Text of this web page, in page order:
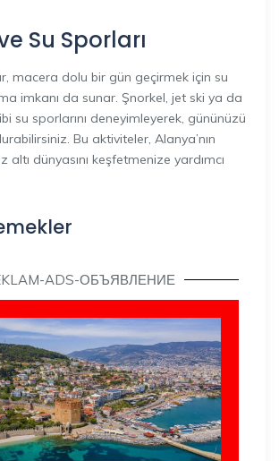
Su Sporları
macera dolu bir gün geçirmek için su
imkanı da sunar. Şnorkel, jet ski ya da
su sporlarını deneyimleyerek, gününüzü
Bu aktiviteler, Alanya’nın
dünyasını keşfetmenize yardımcı
ADS-ОБЪЯВЛЕНИЕ